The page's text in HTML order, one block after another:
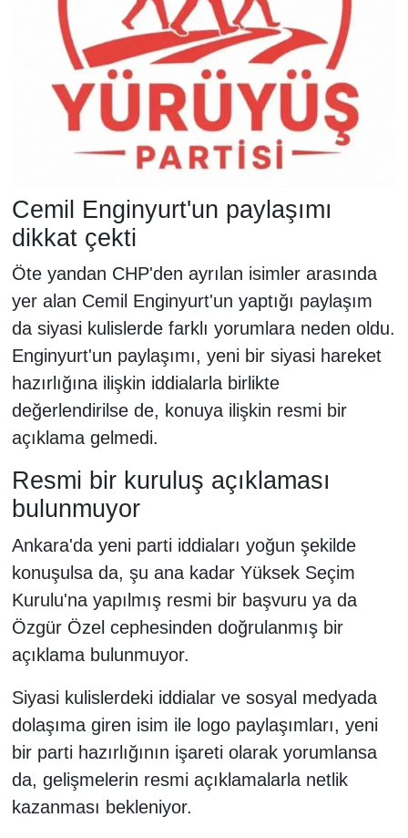
Cemil Enginyurt'un paylaşımı
dikkat çekti
Öte yandan CHP'den ayrılan isimler arasında
yer alan Cemil Enginyurt'un yaptığı paylaşım
da siyasi kulislerde farklı yorumlara neden oldu.
Enginyurt'un paylaşımı, yeni bir siyasi hareket
hazırlığına ilişkin iddialarla birlikte
değerlendirilse de, konuya ilişkin resmi bir
açıklama gelmedi.
Resmi bir kuruluş açıklaması
bulunmuyor
Ankara'da yeni parti iddiaları yoğun şekilde
konuşulsa da, şu ana kadar Yüksek Seçim
Kurulu'na yapılmış resmi bir başvuru ya da
Özgür Özel cephesinden doğrulanmış bir
açıklama bulunmuyor.
Siyasi kulislerdeki iddialar ve sosyal medyada
dolaşıma giren isim ile logo paylaşımları, yeni
bir parti hazırlığının işareti olarak yorumlansa
da, gelişmelerin resmi açıklamalarla netlik
kazanması bekleniyor.